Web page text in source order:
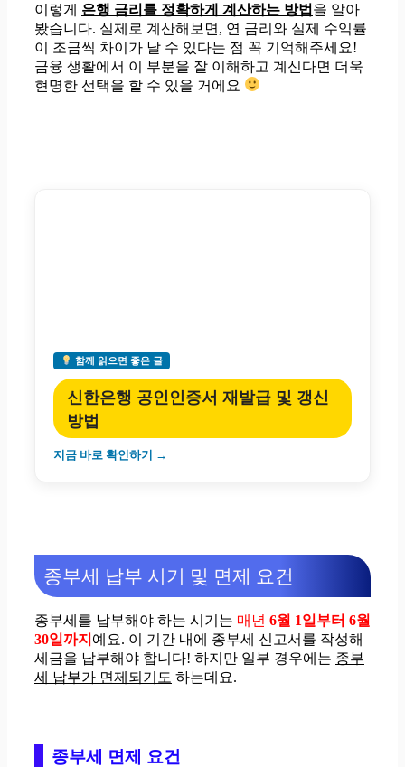
이렇게 은행 금리를 정확하게 계산하는 방법 을 알아
봤습니다. 실제로 계산해보면, 연 금리와 실제 수익률
이 조금씩 차이가 날 수 있다는 점 꼭 기억해주세요!
금융 생활에서 이 부분을 잘 이해하고 계신다면 더욱
현명한 선택을 할 수 있을 거에요
함께 읽으면 좋은 글
신한은행 공인인증서 재발급 및 갱신
방법
지금 바로 확인하기 →
종부세 납부 시기 및 면제 요건
종부세를 납부해야 하는 시기는 매년 6월 1일부터 6월
30일까지 예요. 이 기간 내에 종부세 신고서를 작성해
세금을 납부해야 합니다! 하지만 일부 경우에는 종부
세 납부가 면제되기도 하는데요.
종부세 면제 요건